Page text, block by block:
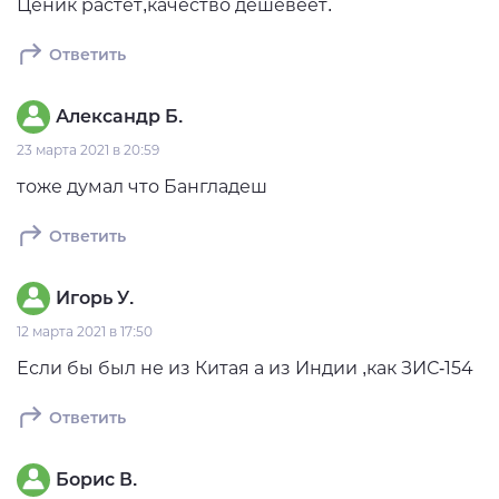
Ценик растет,качество дешевеет.
Ответить
Александр Б.
23 марта 2021 в 20:59
тоже думал что Бангладеш
Ответить
Игорь У.
12 марта 2021 в 17:50
Если бы был не из Китая а из Индии ,как ЗИС-154
Ответить
Борис В.